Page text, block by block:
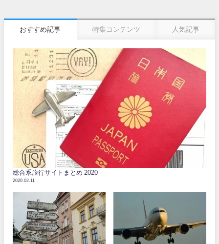
おすすめ記事 特集コンテンツ 人気記事
総合系旅行サイトまとめ 2020
2020.02.11